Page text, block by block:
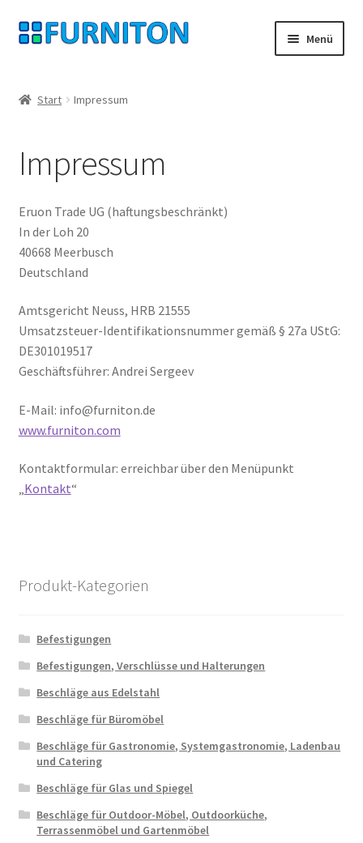
Zur
Navigation
Zum
Inhalt
Menü
Datenschutz
Widerrufsrecht
Kontakt
AGB
Versand
Start Impressum
Impressum
Eruon Trade UG (haftungsbeschränkt)
In der Loh 20
40668 Meerbusch
Deutschland
Amtsgericht Neuss, HRB 21555
Umsatzsteuer-Identifikationsnummer gemäß § 27a UStG:
DE301019517
Geschäftsführer: Andrei Sergeev
E-Mail: info@furniton.de
www.furniton.com
Kontaktformular: erreichbar über den Menüpunkt
„Kontakt“
Produkt-Kategorien
Befestigungen
Befestigungen, Verschlüsse und Halterungen
Beschläge aus Edelstahl
Beschläge für Büromöbel
Beschläge für Gastronomie, Systemgastronomie, Ladenbau
und Catering
Beschläge für Glas und Spiegel
Beschläge für Outdoor-Möbel, Outdoorküche,
Terrassenmöbel und Gartenmöbel